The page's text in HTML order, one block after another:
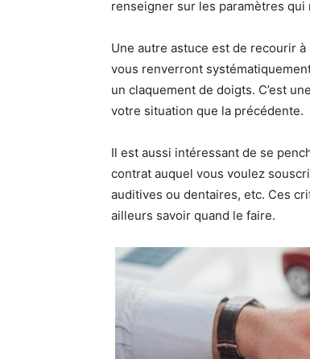
renseigner sur les paramètres qui
Une autre astuce est de recourir
vous renverront
un claquement de doigts. C’est
votre situation que la précédente.
Il est aussi intéressant de se
contrat auquel vous voulez
auditives ou dentaires, etc. Ces
ailleurs savoir quand le faire.